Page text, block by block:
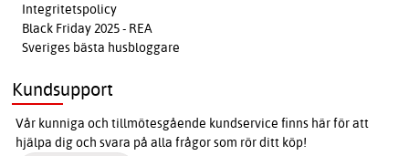
Integritetspolicy
Black Friday 2025 - REA
Sveriges bästa husbloggare
Kundsupport
Vår kunniga och tillmötesgående kundservice finns här för att
hjälpa dig och svara på alla frågor som rör ditt köp!